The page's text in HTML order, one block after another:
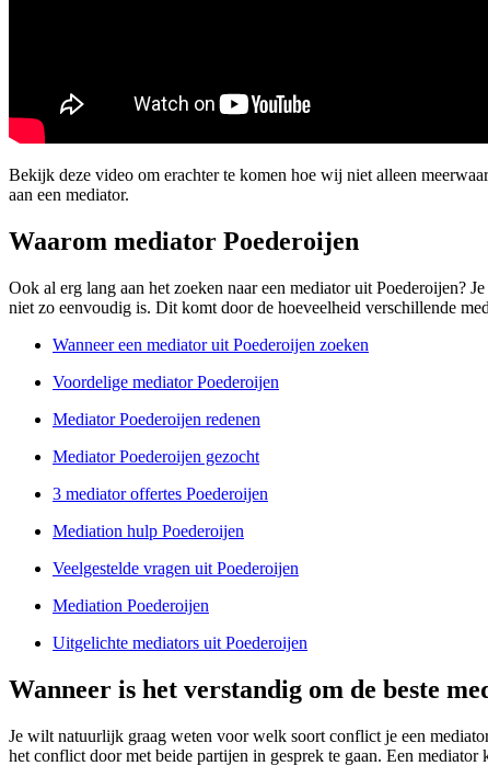
Bekijk deze video om erachter te komen hoe wij niet alleen
aan een mediator.
Waarom mediator Poederoijen
Ook al erg lang aan het zoeken naar een mediator uit Poederoijen?
niet zo eenvoudig is. Dit komt door de hoeveelheid verschillende
Wanneer een mediator uit Poederoijen zoeken
Voordelige mediator Poederoijen
Mediator Poederoijen redenen
Mediator Poederoijen gezocht
3 mediator offertes Poederoijen
Mediation hulp Poederoijen
Veelgestelde vragen uit Poederoijen
Mediation Poederoijen
Uitgelichte mediators uit Poederoijen
Wanneer is het verstandig om de beste
Je wilt natuurlijk graag weten voor welk soort conflict je een
het conflict door met beide partijen in gesprek te gaan. Een